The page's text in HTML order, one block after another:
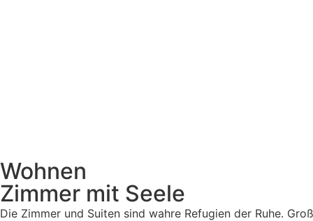
Wohnen
Zimmer mit Seele
Die Zimmer und Suiten sind wahre Refugien der Ruhe.